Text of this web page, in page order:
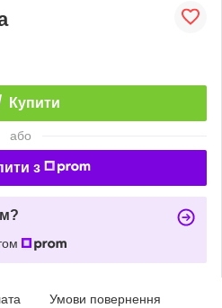
Купити
або
з
Умови повернення